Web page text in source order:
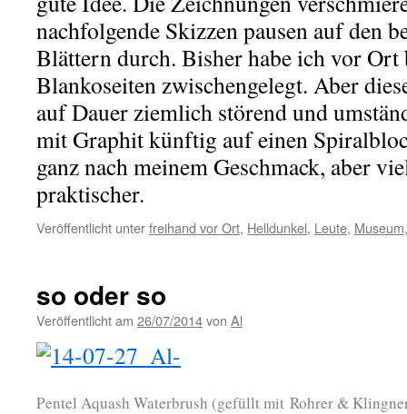
nachfolgende Skizzen pausen auf den
Blättern durch. Bisher habe ich vor Ort
Blankoseiten zwischengelegt. Aber
auf Dauer ziemlich störend und
mit Graphit künftig auf einen
ganz nach meinem Geschmack, aber
praktischer.
Veröffentlicht unterfreihand vor Ort, Helldunkel, Leute, Museum
so oder so
Veröffentlicht am 26/07/2014von Al
Pentel Aquash Waterbrush (gefüllt mit Rohrer &